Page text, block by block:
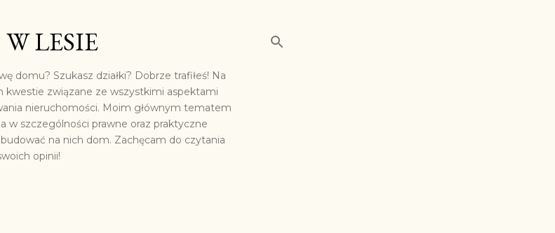
LESIE
domu? Szukasz działki? Dobrze trafiłeś! Na
kwestie związane ze wszystkimi aspektami
nieruchomości. Moim głównym tematem
a w szczególności prawne oraz praktyczne
na nich dom. Zachęcam do czytania
opinii!